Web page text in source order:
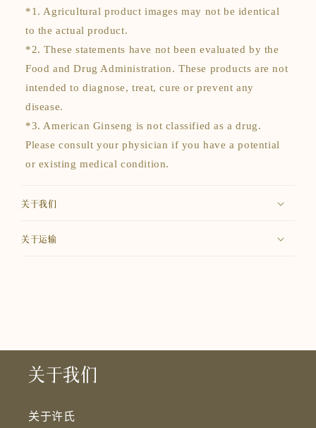
*1. Agricultural product images may not be identical
to the actual product.
*2. These statements have not been evaluated by the
Food and Drug Administration. These products are not
intended to diagnose, treat, cure or prevent any
disease.
*3. American Ginseng is not classified as a drug.
Please consult your physician if you have a potential
or existing medical condition.
关于我们
关于运输
关于我们
关于许氏